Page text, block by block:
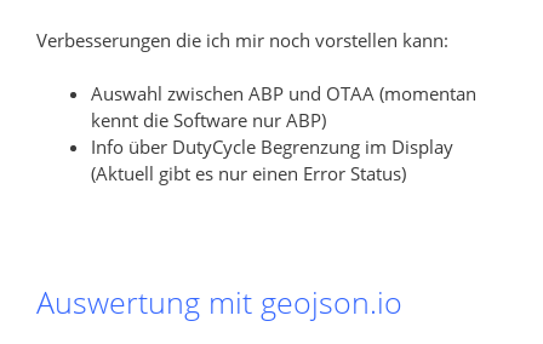
Verbesserungen die ich mir noch vorstellen kann:
Auswahl zwischen ABP und OTAA (momentan
kennt die Software nur ABP)
Info über DutyCycle Begrenzung im Display
(Aktuell gibt es nur einen Error Status)
Auswertung mit geojson.io